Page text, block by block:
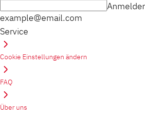
example@email.com
Service
Cookie Einstellungen ändern
FAQ
Über uns